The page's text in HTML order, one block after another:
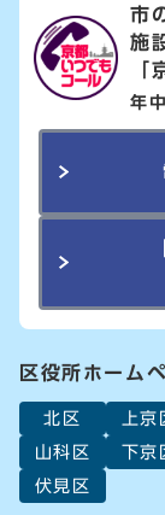
市
施
「
年
区役所ホーム
北区 上京
山科区
下京
伏見区